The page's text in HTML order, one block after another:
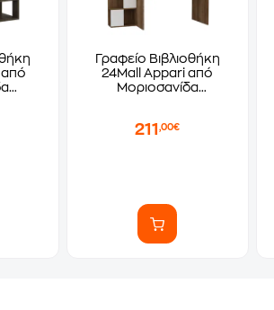
Γραφείο Βιβλιοθήκη
24Mall Appari από
Μοριοσανίδα
211,00€